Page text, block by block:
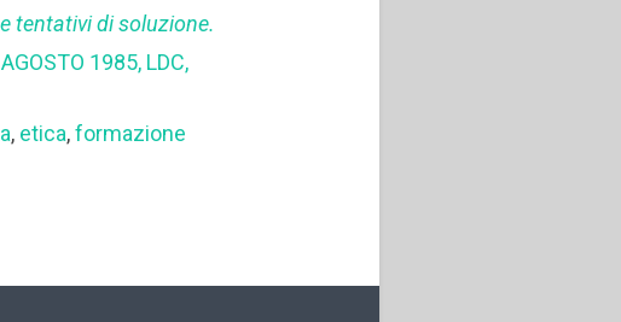
tentativi di soluzione.
1985, LDC,
, etica,formazione